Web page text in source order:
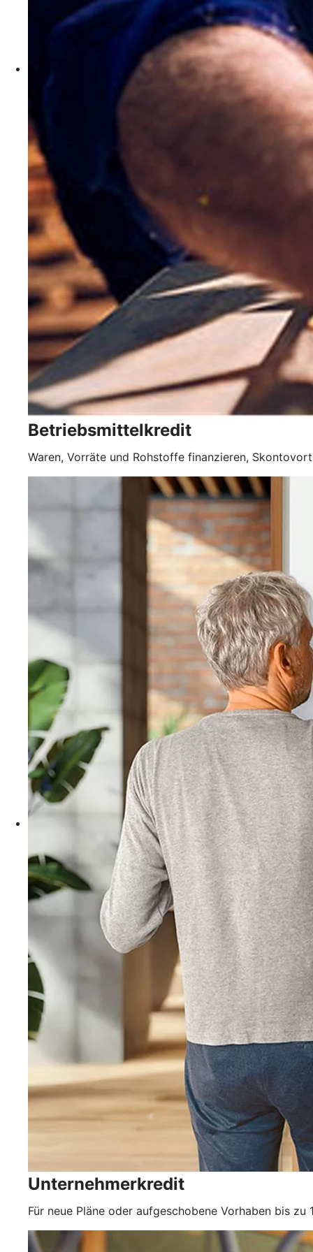
Betriebsmittelkredit
Waren, Vorräte und Rohstoffe finanzieren,
Unternehmerkredit
Für neue Pläne oder aufgeschobene Vorhaben bis zu